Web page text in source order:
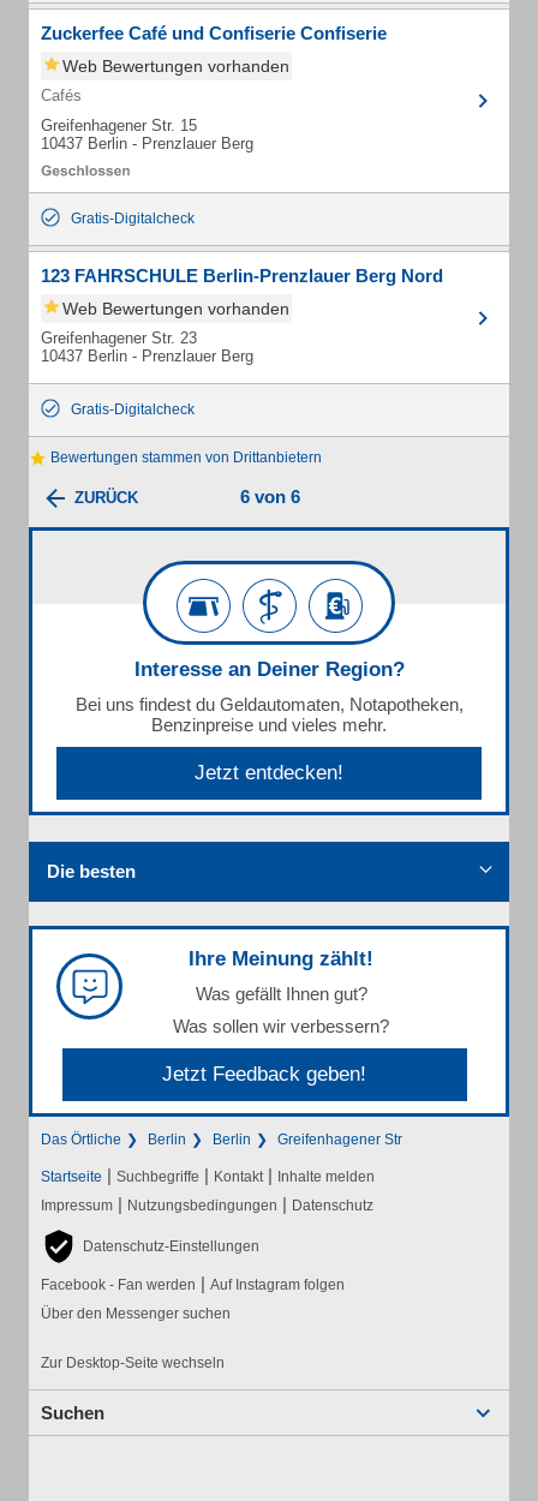
Zuckerfee Café und Confiserie Confiserie
Web Bewertungen vorhanden
Cafés
Greifenhagener Str. 15
10437 Berlin - Prenzlauer Berg
Gratis-Digitalcheck
123 FAHRSCHULE Berlin-Prenzlauer Berg Nord
Web Bewertungen vorhanden
Greifenhagener Str. 23
10437 Berlin - Prenzlauer Berg
Gratis-Digitalcheck
Bewertungen stammen von Drittanbietern
ZURÜCK 6 von 6
Interesse an Deiner Region?
Bei uns findest du Geldautomaten, Notapotheken,
Benzinpreise und vieles mehr.
Jetzt entdecken!
Die besten
Ihre Meinung zählt!
Was gefällt Ihnen gut?
Was sollen wir verbessern?
Jetzt Feedback geben!
Das Örtliche Berlin Berlin Greifenhagener Str
Startseite | Suchbegriffe | Kontakt | Inhalte melden
Impressum | Nutzungsbedingungen | Datenschutz
Datenschutz-Einstellungen
Facebook - Fan werden | Auf Instagram folgen
Über den Messenger suchen
Zur Desktop-Seite wechseln
Suchen